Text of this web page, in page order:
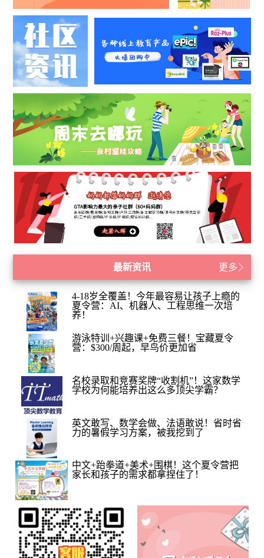
最新资讯 更多
4-18岁全覆盖！今年最容易让孩子上瘾的
夏令营：AI、机器人、工程思维一次培
养！
游泳特训+兴趣课+免费三餐！宝藏夏令
营：$300/周起，早鸟价更加省
名校录取和竞赛奖牌“收割机”！这家数学
学校为何能培养出这么多顶尖学霸？
英文敢写、数学会做、法语敢说！省时省
力的暑假学习方案，被我挖到了
中文+跆拳道+美术+围棋！这个夏令营把
家长和孩子的需求都拿捏住了！